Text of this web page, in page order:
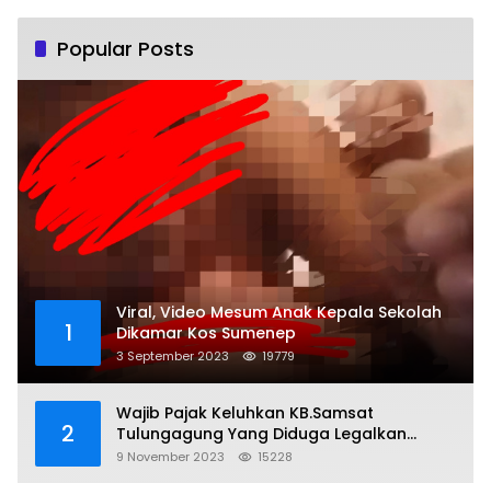
Popular Posts
1
Viral, Video Mesum Anak Kepala Sekolah
Dikamar Kos Sumenep
3 September 2023 19779
2
Wajib Pajak Keluhkan KB.Samsat
Tulungagung Yang Diduga Legalkan
Pungli
9 November 2023 15228